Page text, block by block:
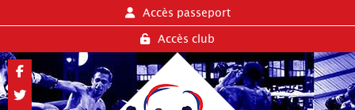
Accès passeport
Accès club